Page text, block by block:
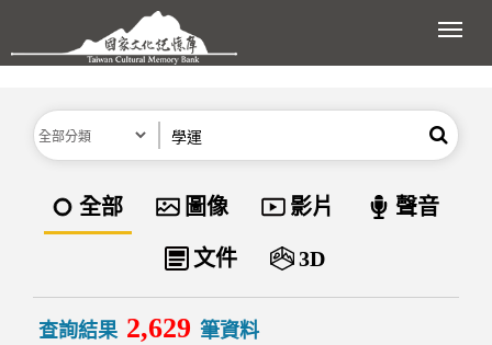
跳到主要內容區塊
展
分類 搜尋
資料類型
全部 圖像 影片 聲音
文件 3D
查詢結果 2,629 筆資料